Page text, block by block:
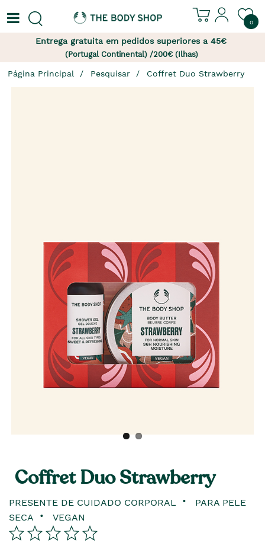
0
Entrega gratuita em pedidos superiores a 45€
(Portugal Continental) /200€ (Ilhas)
Página Principal Pesquisar Coffret Duo Strawberry
Coffret Duo Strawberry
PRESENTE DE CUIDADO CORPORAL
PARA PELE
SECA
VEGAN